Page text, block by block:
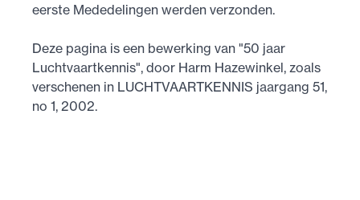
eerste Mededelingen werden verzonden.
Deze pagina is een bewerking van "50 jaar
Luchtvaartkennis", door Harm Hazewinkel, zoals
verschenen in LUCHTVAARTKENNIS jaargang 51,
no 1, 2002.